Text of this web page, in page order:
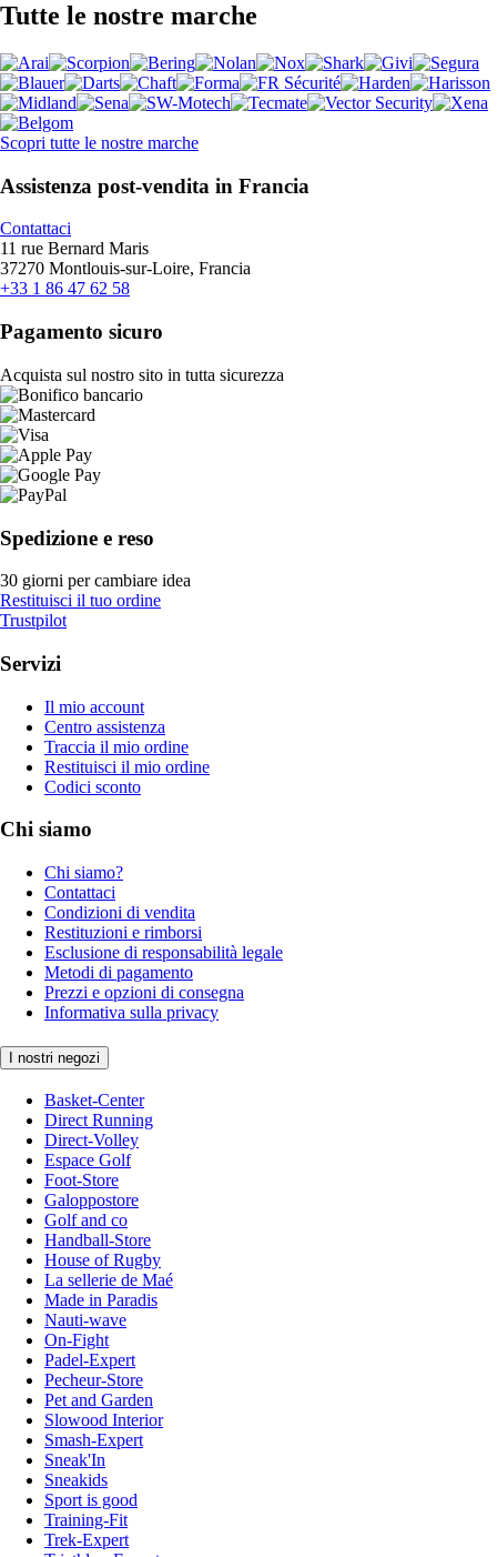
Tutte le nostre marche
Scopri tutte le nostre marche
Assistenza post-vendita in Francia
Contattaci
11 rue Bernard Maris
37270 Montlouis-sur-Loire, Francia
+33 1 86 47 62 58
Pagamento sicuro
Acquista sul nostro sito in tutta sicurezza
Spedizione e reso
30 giorni per cambiare idea
Restituisci il tuo ordine
Trustpilot
Servizi
Il mio account
Centro assistenza
Traccia il mio ordine
Restituisci il mio ordine
Codici sconto
Chi siamo
Chi siamo?
Contattaci
Condizioni di vendita
Restituzioni e rimborsi
Esclusione di responsabilità legale
Metodi di pagamento
Prezzi e opzioni di consegna
Informativa sulla privacy
I nostri negozi
Basket-Center
Direct Running
Direct-Volley
Espace Golf
Foot-Store
Galoppostore
Golf and co
Handball-Store
House of Rugby
La sellerie de Maé
Made in Paradis
Nauti-wave
On-Fight
Padel-Expert
Pecheur-Store
Pet and Garden
Slowood Interior
Smash-Expert
Sneak'In
Sneakids
Sport is good
Training-Fit
Trek-Expert